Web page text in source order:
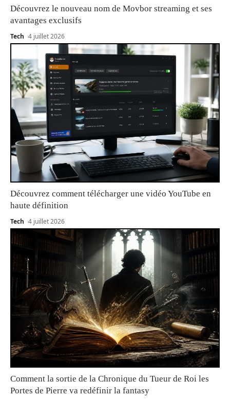
Découvrez le nouveau nom de Movbor streaming et ses
avantages exclusifs
Tech 4 juillet 2026
Découvrez comment télécharger une vidéo YouTube en
haute définition
Tech 4 juillet 2026
Comment la sortie de la Chronique du Tueur de Roi les
Portes de Pierre va redéfinir la fantasy